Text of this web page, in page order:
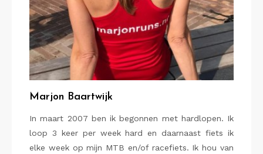
Marjon Baartwijk
In maart 2007 ben ik begonnen met hardlopen. Ik
loop 3 keer per week hard en daarnaast fiets ik
elke week op mijn MTB en/of racefiets. Ik hou van